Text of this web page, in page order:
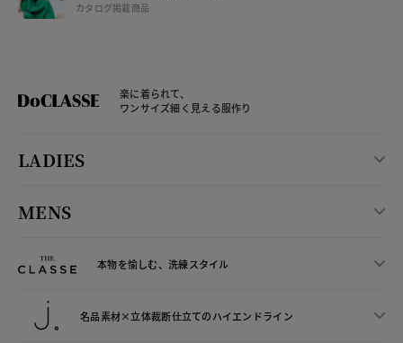
カタログ掲載商品
楽に着られて、
ワンサイズ細く見える服作り
LADIES
MENS
本物を愉しむ、洗練スタイル
名品素材×立体裁断仕立てのハイエンドライン